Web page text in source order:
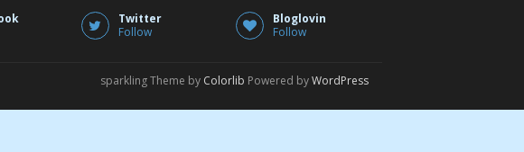
Twitter
Follow
Bloglovin
Follow
sparkling Theme by Colorlib Powered byWordPress